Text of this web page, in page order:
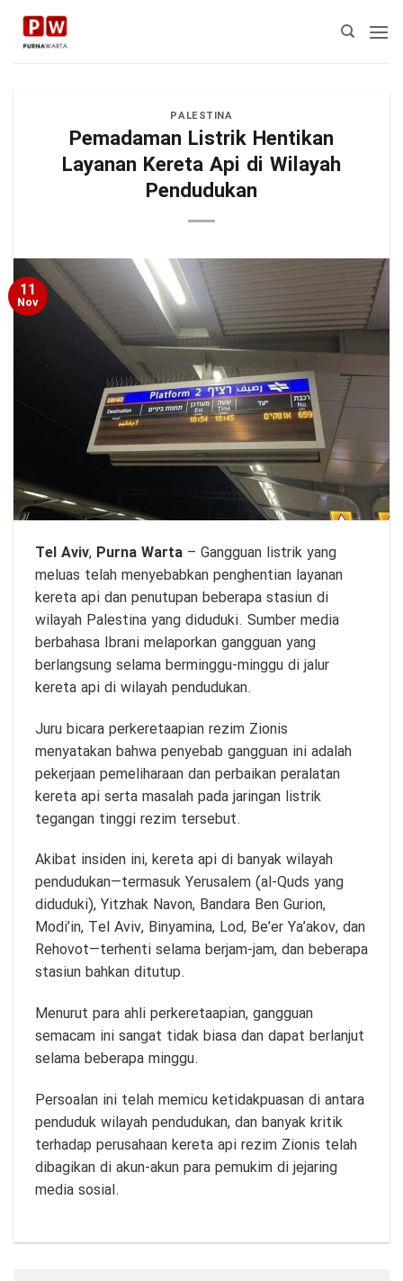
Skip
content
PALESTINA
Pemadaman Listrik Hentikan
Layanan Kereta Api di Wilayah
Pendudukan
11
Nov
Tel Aviv, Purna Warta – Gangguan listrik yang
meluas telah menyebabkan penghentian layanan
kereta api dan penutupan beberapa stasiun di
wilayah Palestina yang diduduki. Sumber media
berbahasa Ibrani melaporkan gangguan yang
berlangsung selama berminggu-minggu di jalur
kereta api di wilayah pendudukan.
Juru bicara perkeretaapian rezim Zionis
menyatakan bahwa penyebab gangguan ini adalah
pekerjaan pemeliharaan dan perbaikan peralatan
kereta api serta masalah pada jaringan listrik
tegangan tinggi rezim tersebut.
Akibat insiden ini, kereta api di banyak wilayah
pendudukan—termasuk Yerusalem (al-Quds yang
diduduki), Yitzhak Navon, Bandara Ben Gurion,
Modi’in, Tel Aviv, Binyamina, Lod, Be’er Ya’akov, dan
Rehovot—terhenti selama berjam-jam, dan beberapa
stasiun bahkan ditutup.
Menurut para ahli perkeretaapian, gangguan
semacam ini sangat tidak biasa dan dapat berlanjut
selama beberapa minggu.
Persoalan ini telah memicu ketidakpuasan di antara
penduduk wilayah pendudukan, dan banyak kritik
terhadap perusahaan kereta api rezim Zionis telah
dibagikan di akun-akun para pemukim di jejaring
media sosial.